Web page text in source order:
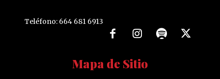
Teléfono: 664 681 6913
Mapa de Sitio